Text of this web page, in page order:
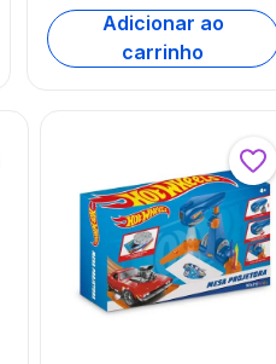
Adicionar ao
carrinho